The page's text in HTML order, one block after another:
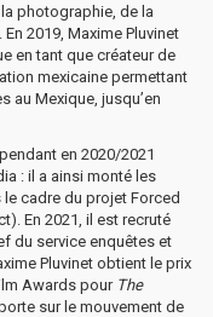
photographie, de la
2019, Maxime Pluvinet
en tant que créateur de
mexicaine permettant
au Mexique, jusqu’en
en 2020/2021
: il a ainsi monté les
cadre du projet Forced
En 2021, il est recruté
du service enquêtes et
Pluvinet obtient le prix
Awards pour The
sur le mouvement de